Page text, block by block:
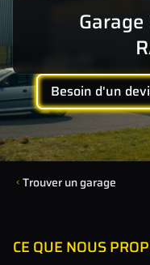
Besoin d'un
Trouver un garage
CE QUE NOUS